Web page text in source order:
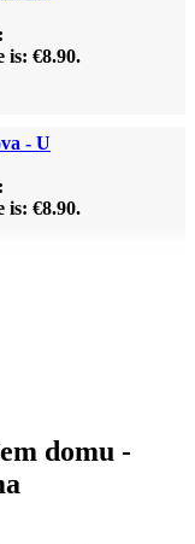
is: €8.90.
- U
is: €8.90.
€8.90.
Read
domu -